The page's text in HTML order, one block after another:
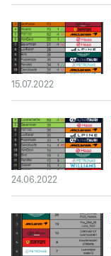
15.07.2022
24.06.2022